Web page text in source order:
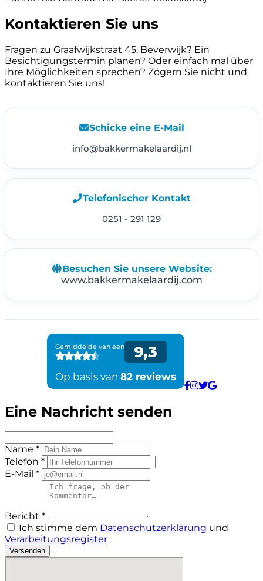
Kontaktieren Sie uns
Fragen zu Graafwijkstraat 45, Beverwijk? Ein
Besichtigungstermin planen? Oder einfach mal über
Ihre Möglichkeiten sprechen? Zögern Sie nicht und
kontaktieren Sie uns!
Schicke eine E-Mail
info@bakkermakelaardij.nl
Telefonischer Kontakt
0251 - 291 129
Besuchen Sie unsere Website:
www.bakkermakelaardij.com
Eine Nachricht senden
Name *
Telefon *
E-Mail *
Bericht *
Ich stimme dem Datenschutzerklärung und
Verarbeitungsregister
Versenden